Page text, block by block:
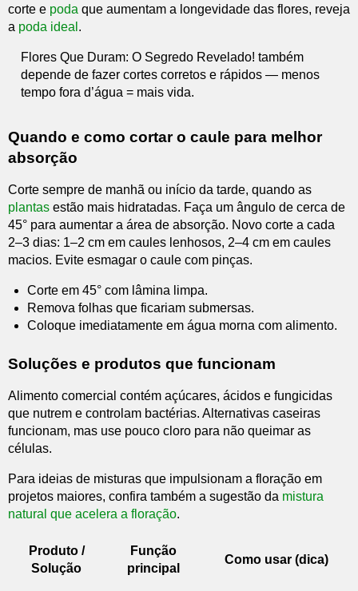
corte e poda que aumentam a longevidade das flores, reveja
a poda ideal .
Flores Que Duram: O Segredo Revelado! também
depende de fazer cortes corretos e rápidos — menos
tempo fora d’água = mais vida.
Quando e como cortar o caule para melhor
absorção
Corte sempre de manhã ou início da tarde, quando as
plantas estão mais hidratadas. Faça um ângulo de cerca de
45° para aumentar a área de absorção. Novo corte a cada
2–3 dias: 1–2 cm em caules lenhosos, 2–4 cm em caules
macios. Evite esmagar o caule com pinças.
Corte em 45° com lâmina limpa.
Remova folhas que ficariam submersas.
Coloque imediatamente em água morna com alimento.
Soluções e produtos que funcionam
Alimento comercial contém açúcares, ácidos e fungicidas
que nutrem e controlam bactérias. Alternativas caseiras
funcionam, mas use pouco cloro para não queimar as
células.
Para ideias de misturas que impulsionam a floração em
projetos maiores, confira também a sugestão da mistura
natural que acelera a floração.
Produto /
Solução
Função
principal
Como usar (dica)